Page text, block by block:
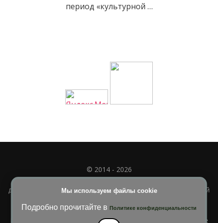
период «культурной …
Мы используем файлы cookie
Подробно прочитайте в Политике конфиденциальности
© 2014 - 2026
Полное или частичное использование материала
допускается только при наличии активной и индексируемой
Blossom Diva | РазработанаТемы Blossom . На платформе